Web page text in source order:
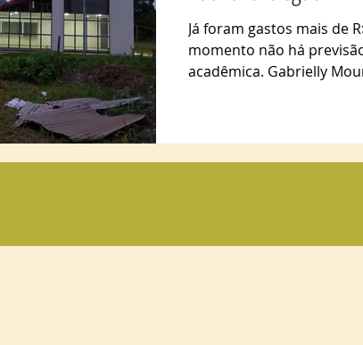
Já foram gastos mais de
momento não há
acadêmica. Gabrielly